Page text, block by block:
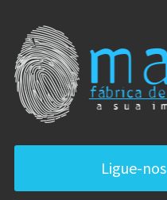
main
content
Ligue-nos